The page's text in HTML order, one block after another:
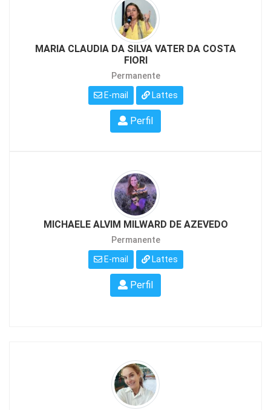
MARIA CLAUDIA DA SILVA VATER DA COSTA
FIORI
Permanente
E-mail Lattes
Perfil
MICHAELE ALVIM MILWARD DE AZEVEDO
Permanente
E-mail Lattes
Perfil